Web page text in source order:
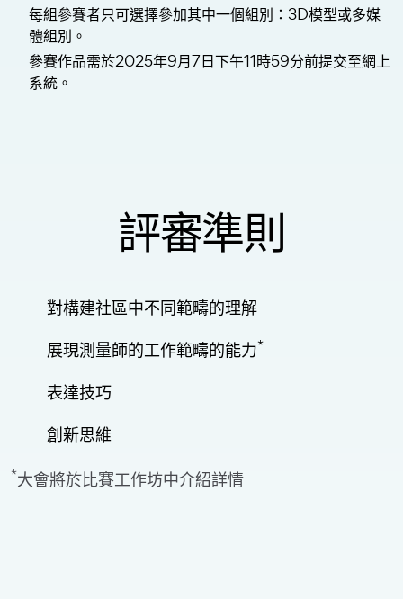
每組參賽者只可選擇參加其中一個組別：3D模型或多媒
體組別。
參賽作品需於2025年9月7日下午11時59分前提交至網上
系統。
評審準則
對構建社區中不同範疇的理解
展現測量師的工作範疇的能力*
表達技巧
創新思維
*大會將於比賽工作坊中介紹詳情